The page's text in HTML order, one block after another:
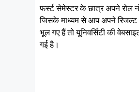
फर्स्ट सेमेस्टर के छात्र अपने रोल
जिसके माध्यम से आप अपने रिजल्ट
भूल गए हैं तो यूनिवर्सिटी की
गई है।